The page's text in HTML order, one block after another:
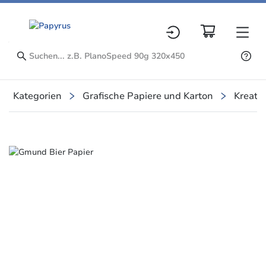
Kategorien Grafische Papiere und Karton
Slide 1 of 11